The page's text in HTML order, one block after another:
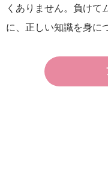
くありません。負けて
に、正しい知識を身に